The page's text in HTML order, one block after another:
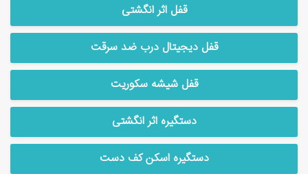
قفل اثر انگشتی
قفل دیجیتال درب ضد سرقت
قفل شیشه سکوریت
دستگیره اثر انگشتی
دستگیره اسکن کف دست